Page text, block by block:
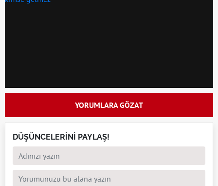
YORUMLARA GÖZAT
DÜŞÜNCELERİNİ PAYLAŞ!